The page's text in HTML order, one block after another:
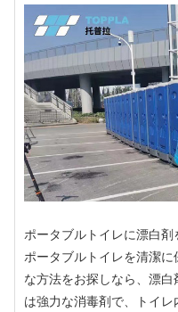
ポータブルトイレに漂白
ポータブルトイレを清潔
な方法をお探しなら、漂
は強力な消毒剤で、トイ